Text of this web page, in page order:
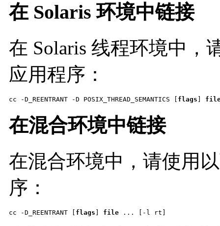
在 Solaris 环境中链接
在 Solaris 线程环境中，
应用程序：
cc -D_REENTRANT -D POSIX_THREAD_SEMANTICS [ flags ]
在混合环境中链接
在混合环境中，请使用
序：
cc -D_REENTRANT [ flags file ... [-l rt]